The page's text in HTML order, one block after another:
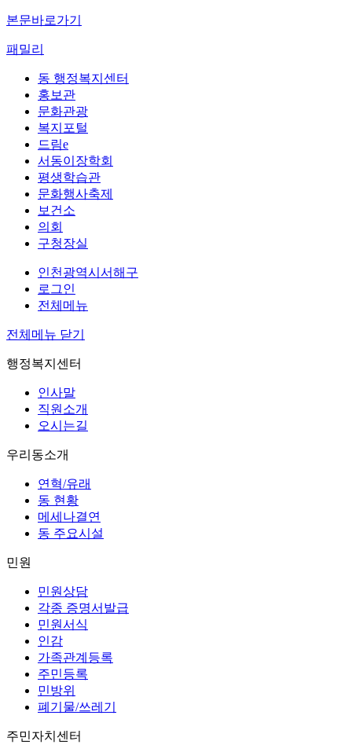
본문바로가기
패밀리
동 행정복지센터
홍보관
문화관광
복지포털
드림e
서동이장학회
평생학습관
문화행사축제
보건소
의회
구청장실
인천광역시서해구
로그인
전체메뉴
전체메뉴 닫기
행정복지센터
인사말
직원소개
오시는길
우리동소개
연혁/유래
동 현황
메세나결연
동 주요시설
민원
민원상담
각종 증명서발급
민원서식
인감
가족관계등록
주민등록
민방위
폐기물/쓰레기
주민자치센터